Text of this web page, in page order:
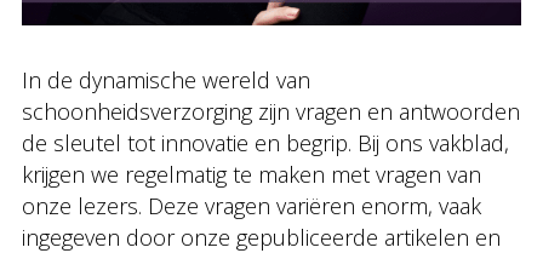
In de dynamische wereld van
schoonheidsverzorging zijn vragen en antwoorden
de sleutel tot innovatie en begrip. Bij ons vakblad,
krijgen we regelmatig te maken met vragen van
onze lezers. Deze vragen variëren enorm, vaak
ingegeven door onze gepubliceerde artikelen en